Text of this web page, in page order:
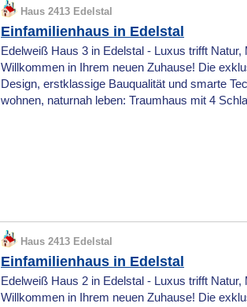
Haus 2413 Edelstal
Einfamilienhaus in Edelstal
Edelweiß Haus 3 in Edelstal - Luxus trifft
Willkommen in Ihrem neuen Zuhause! Die
Design, erstklassige Bauqualität und smarte
wohnen, naturnah leben: Traumhaus mit 4
Haus 2413 Edelstal
Einfamilienhaus in Edelstal
Edelweiß Haus 2 in Edelstal - Luxus trifft
Willkommen in Ihrem neuen Zuhause! Die